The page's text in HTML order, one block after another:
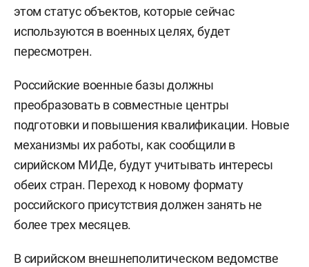
этом статус объектов, которые сейчас
используются в военных целях, будет
пересмотрен.
Российские военные базы должны
преобразовать в совместные центры
подготовки и повышения квалификации. Новые
механизмы их работы, как сообщили в
сирийском МИДе, будут учитывать интересы
обеих стран. Переход к новому формату
российского присутствия должен занять не
более трех месяцев.
В сирийском внешнеполитическом ведомстве